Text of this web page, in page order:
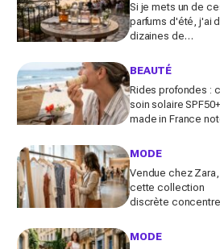
Si je mets un de
parfums d'été, j'ai
dizaines de
journée
BEAUTÉ
Rides profondes :
soin solaire SPF50+
made in France
de freiner leur
MODE
Vendue chez Zara,
cette collection
discrète
voici les astuces
MODE